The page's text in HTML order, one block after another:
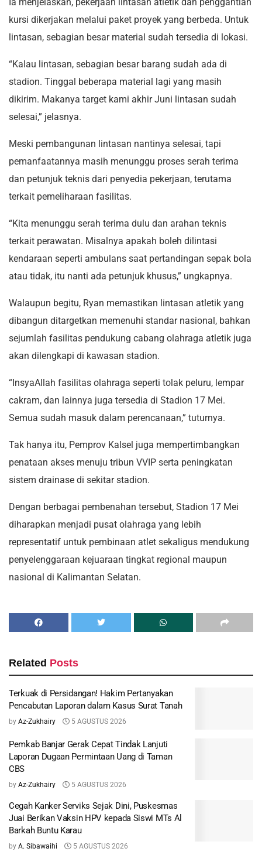
Ia menjelaskan, pekerjaan lintasan atletik dan penggantian
kursi dikerjakan melalui paket proyek yang berbeda. Untuk
lintasan, sebagian besar material sudah tersedia di lokasi.
“Kalau lintasan, sebagian besar barang sudah ada di
stadion. Tinggal beberapa material lagi yang masih
dikirim. Makanya target kami akhir Juni lintasan sudah
selesai,” jelasnya.
Meski pembangunan lintasan nantinya selesai, tapi
pemanfaatannya masih menunggu proses serah terima
dan petunjuk teknis dari penyedia pekerjaan, terutama
terkait pemeliharaan fasilitas.
“Kita menunggu serah terima dulu dan arahan teknis
terkait perawatan. Misalnya apakah boleh dilintasi
kendaraan seperti ambulans saat pertandingan sepak bola
atau tidak, itu nanti ada petunjuk khusus,” ungkapnya.
Walaupun begitu, Ryan memastikan lintasan atletik yang
dibangun ditargetkan memenuhi standar nasional, bahkan
sejumlah fasilitas pendukung cabang olahraga atletik juga
akan dilengkapi di kawasan stadion.
“InsyaAllah fasilitas olahraga seperti tolak peluru, lempar
cakram, dan lainnya juga tersedia di Stadion 17 Mei.
Semua sudah masuk dalam perencanaan,” tuturnya.
Tak hanya itu, Pemprov Kalsel juga mempertimbangkan
penataan akses menuju tribun VVIP serta peningkatan
sistem drainase di sekitar stadion.
Dengan berbagai pembenahan tersebut, Stadion 17 Mei
diharapkan menjadi pusat olahraga yang lebih
representatif untuk pembinaan atlet sekaligus mendukung
penyelenggaraan kejuaraan tingkat regional maupun
nasional di Kalimantan Selatan.
Related Posts
Terkuak di Persidangan! Hakim Pertanyakan
Pencabutan Laporan dalam Kasus Surat Tanah
by Az-Zukhairy 5 AGUSTUS 2026
Pemkab Banjar Gerak Cepat Tindak Lanjuti
Laporan Dugaan Permintaan Uang di Taman
CBS
by Az-Zukhairy 5 AGUSTUS 2026
Cegah Kanker Serviks Sejak Dini, Puskesmas
Juai Berikan Vaksin HPV kepada Siswi MTs Al
Barkah Buntu Karau
by A. Sibawaihi 5 AGUSTUS 2026